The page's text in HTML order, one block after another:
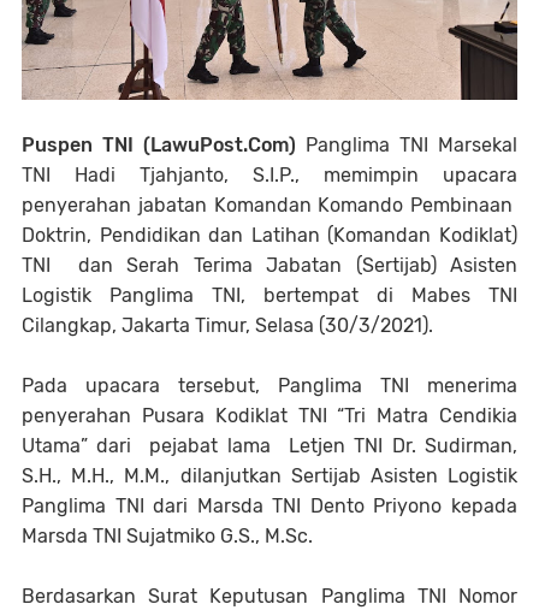
Puspen TNI (LawuPost.Com) Panglima TNI Marsekal
TNI Hadi Tjahjanto, S.I.P., memimpin upacara
penyerahan jabatan Komandan Komando Pembinaan
Doktrin, Pendidikan dan Latihan (Komandan Kodiklat)
TNI dan Serah Terima Jabatan (Sertijab) Asisten
Logistik Panglima TNI, bertempat di Mabes TNI
Cilangkap, Jakarta Timur, Selasa (30/3/2021).
Pada upacara tersebut, Panglima TNI menerima
penyerahan Pusara Kodiklat TNI “Tri Matra Cendikia
Utama” dari pejabat lama Letjen TNI Dr. Sudirman,
S.H., M.H., M.M., dilanjutkan Sertijab Asisten Logistik
Panglima TNI dari Marsda TNI Dento Priyono kepada
Marsda TNI Sujatmiko G.S., M.Sc.
Berdasarkan Surat Keputusan Panglima TNI Nomor